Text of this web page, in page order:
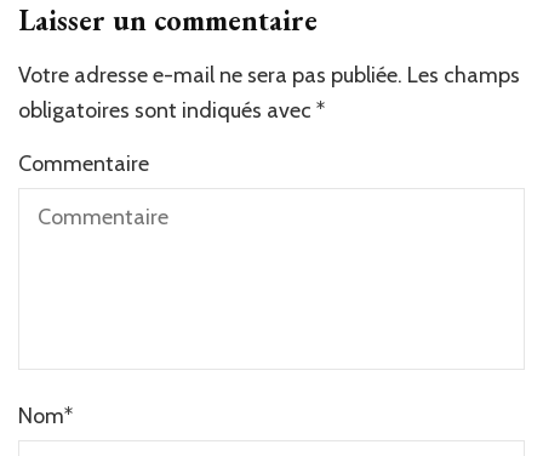
Laisser un commentaire
Votre adresse e-mail ne sera pas publiée. Les champs
obligatoires sont indiqués avec *
Commentaire
Nom*